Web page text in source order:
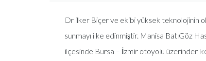
Dr ilker Biçer ve ekibi yüksek teknolojinin
sunmayı ilke edinmiştir. Manisa BatıGöz
ilçesinde Bursa – İzmir otoyolu üzerinden